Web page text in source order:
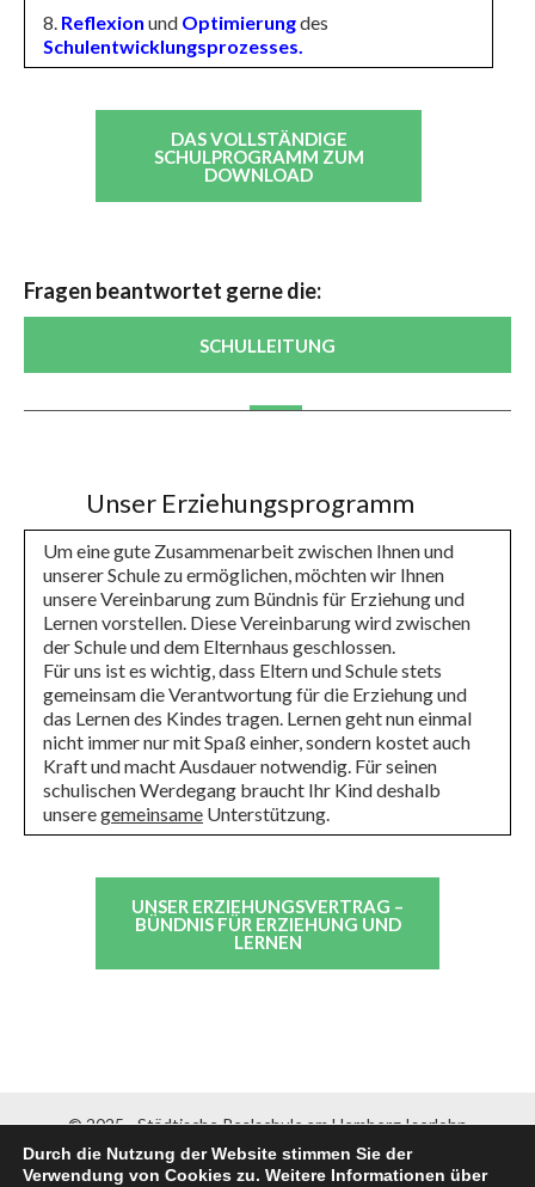
8. Reflexion und Optimierungdes
Schulentwicklungsprozesses.
DAS VOLLSTÄNDIGE
SCHULPROGRAMM ZUM
DOWNLOAD
Fragen beantwortet gerne die:
SCHULLEITUNG
Unser Erziehungsprogramm
Um eine gute Zusammenarbeit zwischen Ihnen und
unserer Schule zu ermöglichen, möchten wir Ihnen
unsere Vereinbarung zum Bündnis für Erziehung und
Lernen vorstellen. Diese Vereinbarung wird zwischen
der Schule und dem Elternhaus geschlossen.
Für uns ist es wichtig, dass Eltern und Schule stets
gemeinsam die Verantwortung für die Erziehung und
das Lernen des Kindes tragen. Lernen geht nun einmal
nicht immer nur mit Spaß einher, sondern kostet auch
Kraft und macht Ausdauer notwendig. Für seinen
schulischen Werdegang braucht Ihr Kind deshalb
unseregemeinsame Unterstützung.
UNSER ERZIEHUNGSVERTRAG –
BÜNDNIS FÜR ERZIEHUNG UND
LERNEN
© 2025 - Städtische Realschule am Hemberg Iserlohn
Start-Aktuelles-Schulleitung-Unterrichtszeiten
Durch die Nutzung der Website stimmen Sie der
Verwendung von Cookies zu. Weitere Informationen über